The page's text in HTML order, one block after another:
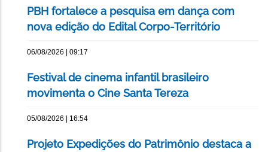
PBH fortalece a pesquisa em dança com
nova edição do Edital Corpo-Território
06/08/2026 | 09:17
Festival de cinema infantil brasileiro
movimenta o Cine Santa Tereza
05/08/2026 | 16:54
Projeto Expedições do Patrimônio destaca a